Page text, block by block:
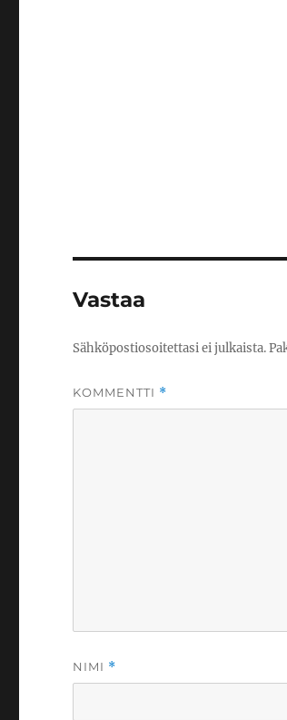
Vastaa
Sähköpostiosoitettasi ei julkaista.
KOMMENTTI *
NIMI *